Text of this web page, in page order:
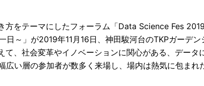
方をテーマにしたフォーラム「Data Science Fes
日～」が2019年11月16日、神田駿河台のTKPガーデ
て、社会変革やイノベーションに関心がある、デー
い層の参加者が数多く来場し、場内は熱気に包まれ